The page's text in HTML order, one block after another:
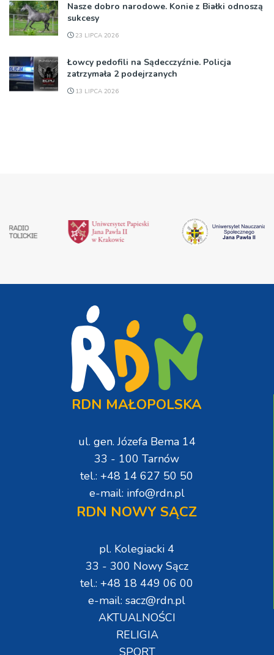
Nasze dobro narodowe. Konie z Białki odnoszą
sukcesy
23 LIPCA 2026
Łowcy pedofili na Sądecczyźnie. Policja
zatrzymała 2 podejrzanych
13 LIPCA 2026
RDN MAŁOPOLSKA
ul. gen. Józefa Bema 14
33 - 100 Tarnów
tel.: +48 14 627 50 50
e-mail: info@rdn.pl
RDN NOWY SĄCZ
pl. Kolegiacki 4
33 - 300 Nowy Sącz
tel.: +48 18 449 06 00
e-mail: sacz@rdn.pl
AKTUALNOŚCI
RELIGIA
SPORT